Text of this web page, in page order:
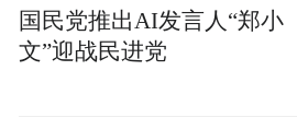
国民党推出AI发言人“郑小
文”迎战民进党